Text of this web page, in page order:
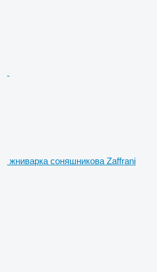
жниварка соняшникова Zaffrani